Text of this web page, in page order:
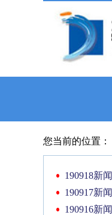
您当前的位置：
190918新闻
190917新闻
190916新闻